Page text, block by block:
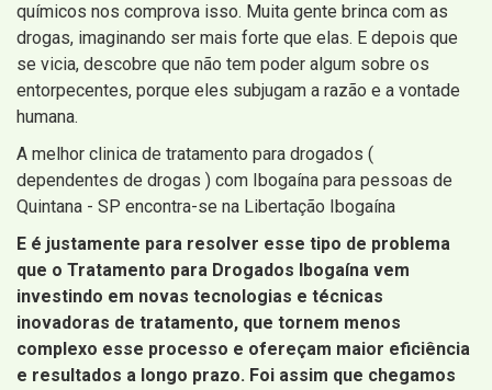
químicos nos comprova isso. Muita gente brinca com as
drogas, imaginando ser mais forte que elas. E depois que
se vicia, descobre que não tem poder algum sobre os
entorpecentes, porque eles subjugam a razão e a vontade
humana.
A melhor clinica de tratamento para drogados (
dependentes de drogas ) com Ibogaína para pessoas de
Quintana - SP encontra-se na Libertação Ibogaína
E é justamente para resolver esse tipo de problema
que o Tratamento para Drogados Ibogaína vem
investindo em novas tecnologias e técnicas
inovadoras de tratamento, que tornem menos
complexo esse processo e ofereçam maior eficiência
e resultados a longo prazo. Foi assim que chegamos